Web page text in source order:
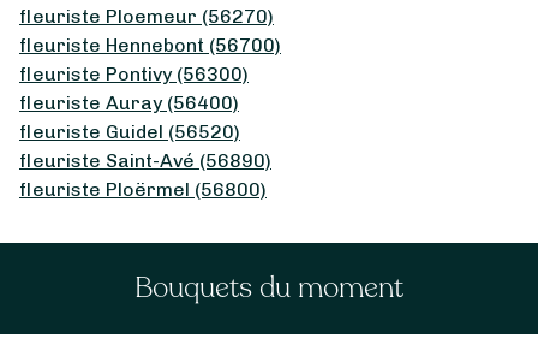
fleuriste Ploemeur (56270)
fleuriste Hennebont (56700)
fleuriste Pontivy (56300)
fleuriste Auray (56400)
fleuriste Guidel (56520)
fleuriste Saint-Avé (56890)
fleuriste Ploërmel (56800)
Bouquets du moment